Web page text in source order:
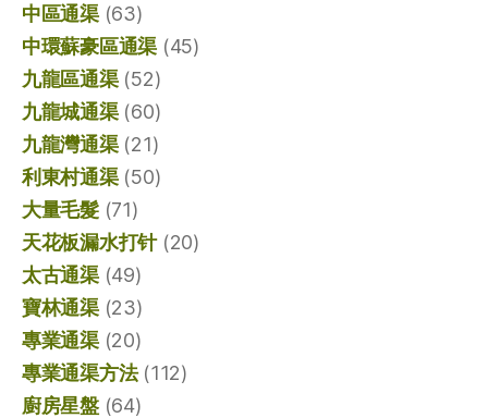
中區通渠(63)
中環蘇豪區通渠 (45)
九龍區通渠(52)
九龍城通渠(60)
九龍灣通渠(21)
利東村通渠(50)
大量毛髮(71)
天花板漏水打针(20)
太古通渠(49)
寶林通渠(23)
專業通渠(20)
專業通渠方法(112)
廚房星盤(64)